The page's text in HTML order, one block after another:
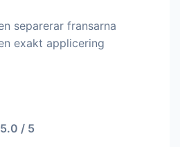
separerar fransarna
exakt applicering
/ 5